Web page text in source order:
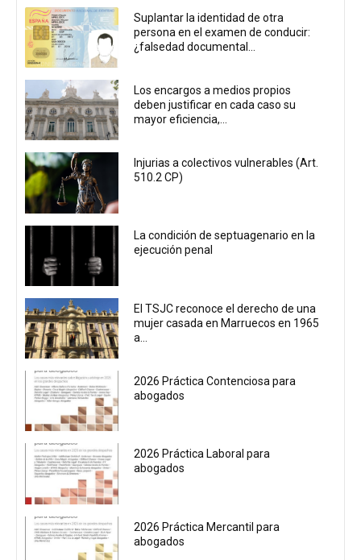
Suplantar la identidad de otra
persona en el examen de conducir:
¿falsedad documental...
Los encargos a medios propios
deben justificar en cada caso su
mayor eficiencia,...
Injurias a colectivos vulnerables (Art.
510.2 CP)
La condición de septuagenario en la
ejecución penal
El TSJC reconoce el derecho de una
mujer casada en Marruecos en 1965
a...
2026 Práctica Contenciosa para
abogados
2026 Práctica Laboral para
abogados
2026 Práctica Mercantil para
abogados